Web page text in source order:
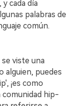
cada día
palabras de
común.
viste una
alguien, puedes
¡es como
comunidad hip-